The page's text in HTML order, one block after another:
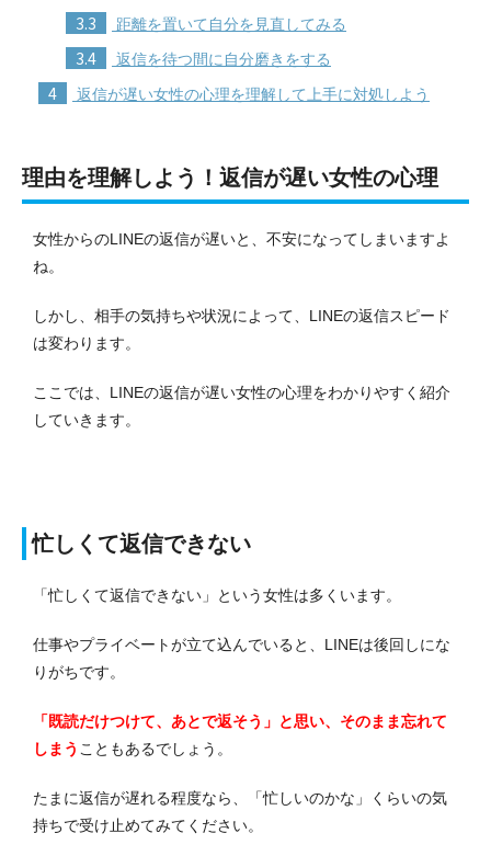
3.3 距離を置いて自分を見直してみる
3.4 返信を待つ間に自分磨きをする
4 返信が遅い女性の心理を理解して上手に対処しよう
理由を理解しよう！返信が遅い女性の心理
女性からのLINEの返信が遅いと、不安になってしまいますよ
ね。
しかし、相手の気持ちや状況によって、LINEの返信スピード
は変わります。
ここでは、LINEの返信が遅い女性の心理をわかりやすく紹介
していきます。
忙しくて返信できない
「忙しくて返信できない」という女性は多くいます。
仕事やプライベートが立て込んでいると、LINEは後回しにな
りがちです。
「既読だけつけて、あとで返そう」と思い、そのまま忘れて
しまう こともあるでしょう。
たまに返信が遅れる程度なら、「忙しいのかな」くらいの気
持ちで受け止めてみてください。